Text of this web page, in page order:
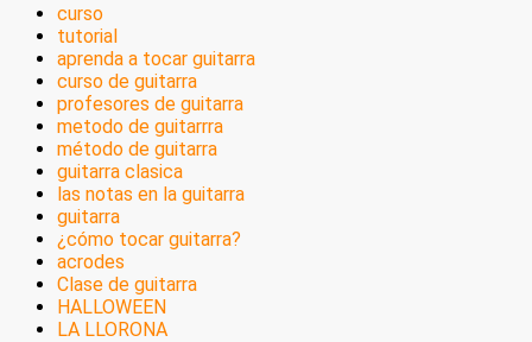
curso
tutorial
aprenda a tocar guitarra
curso de guitarra
profesores de guitarra
metodo de guitarrra
método de guitarra
guitarra clasica
las notas en la guitarra
guitarra
¿cómo tocar guitarra?
acrodes
Clase de guitarra
HALLOWEEN
LA LLORONA